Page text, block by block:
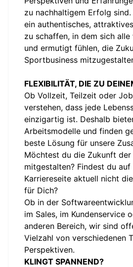
zu nachhaltigem Erfolg
ein authentisches,
zu schaffen, in dem sich
und ermutigt fühlen, die
Sportbusiness
FLEXIBILITÄT, DIE ZU
Ob Vollzeit, Teilzeit oder
verstehen, dass jede
einzigartig ist. Deshalb
Arbeitsmodelle und finden
beste Lösung für unsere
Möchtest du die Zukunft
mitgestalten? Findest du auf
Karriereseite aktuell nicht
für Dich?
Ob in der
im Sales, im Kundenservice
anderen Bereich, wir sind
Vielzahl von verschiedenen
Perspektiven.
KLINGT SPANNEND?